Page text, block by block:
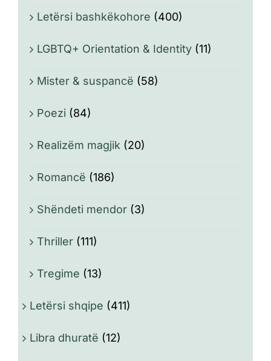
Letërsi bashkëkohore (400)
LGBTQ+ Orientation & Identity (11)
Mister & suspancë (58)
Poezi (84)
Realizëm magjik (20)
Romancë (186)
Shëndeti mendor (3)
Thriller (111)
Tregime (13)
Letërsi shqipe (411)
Libra dhuratë (12)